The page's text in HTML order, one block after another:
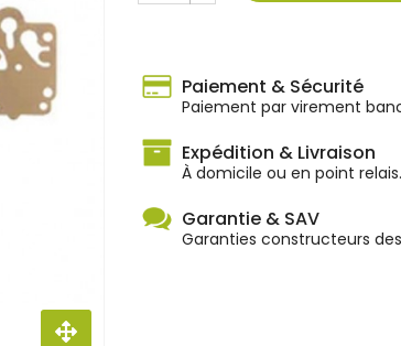
Paiement & Sécurité
Paiement par virement
Expédition & Livraison
À domicile ou en point
Garantie & SAV
Garanties constructeurs